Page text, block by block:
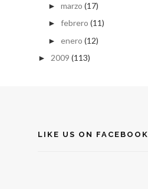
► marzo (17)
► febrero (11)
► enero (12)
► 2009 (113)
LIKE US ON FACEBOOK